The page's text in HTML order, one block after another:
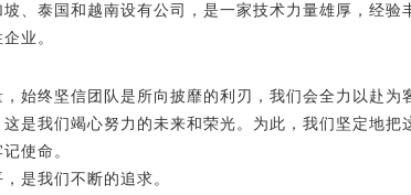
、泰国和越南设有公司，是一家技术力量雄厚，经验
业。
始终坚信团队是所向披靡的利刃，我们会全力以赴为
是我们竭心努力的未来和荣光。为此，我们坚定地把
使命。
是我们不断的追求。